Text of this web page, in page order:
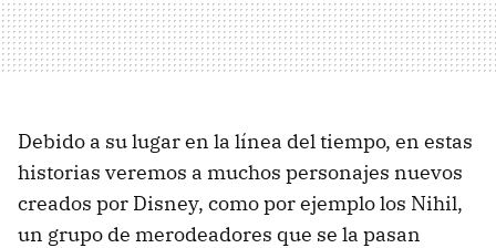
Debido a su lugar en la línea del tiempo, en estas
historias veremos a muchos personajes nuevos
creados por Disney, como por ejemplo los Nihil,
un grupo de merodeadores que se la pasan